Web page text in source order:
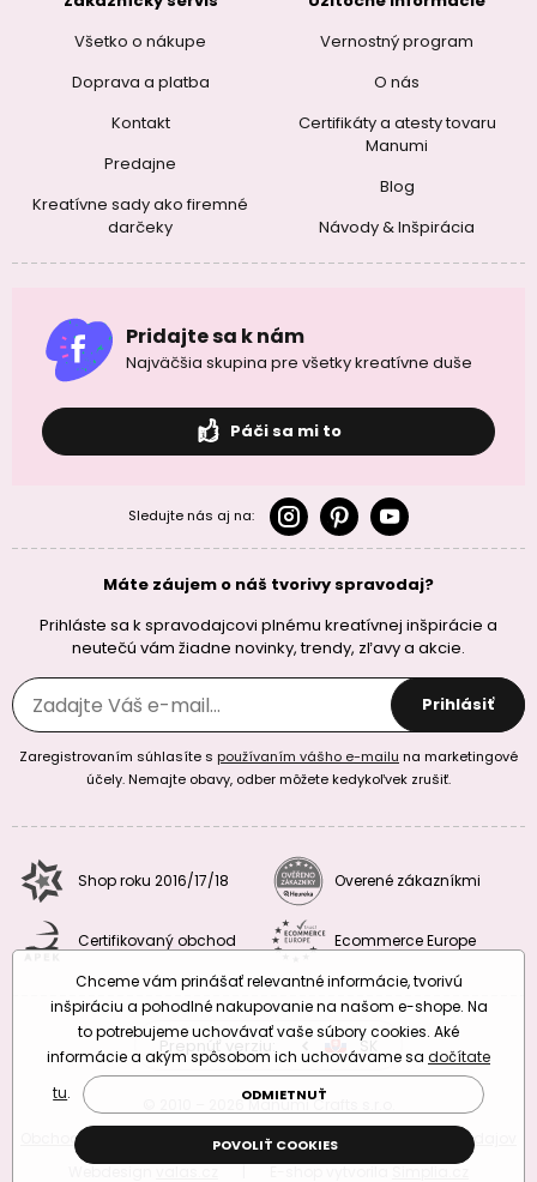
Všetko o nákupe
Doprava a platba
Kontakt
Predajne
Kreatívne sady ako firemné
darčeky
Vernostný program
O nás
Certifikáty a atesty tovaru
Manumi
Blog
Návody & Inšpirácia
Pridajte sa k nám
Najväčšia skupina pre všetky kreatívne duše
Páči sa mi to
Sledujte nás aj na:
Máte záujem o náš tvorivy spravodaj?
Prihláste sa k spravodajcovi plnému kreatívnej inšpirácie a
neutečú vám žiadne novinky, trendy, zľavy a akcie.
Prihlásiť
Zaregistrovaním súhlasíte s používaním vášho e-mailu na marketingové
účely. Nemajte obavy, odber môžete kedykoľvek zrušiť.
Shop roku 2016/17/18 Overené zákazníkmi
Certifikovaný obchod Ecommerce Europe
Prepnúť verziu: CZSK
© 2010 – 2026 Manumi Crafts s.r.o.
Obchodné podmienky
Podmienky ochrany osobných údajov
Chceme vám prinášať relevantné informácie, tvorivú
inšpiráciu a pohodlné nakupovanie na našom e-shope. Na
to potrebujeme uchovávať vaše súbory cookies. Aké
informácie a akým spôsobom ich uchovávame sa dočítate
tu. ODMIETNUŤ
POVOLIŤ COOKIES